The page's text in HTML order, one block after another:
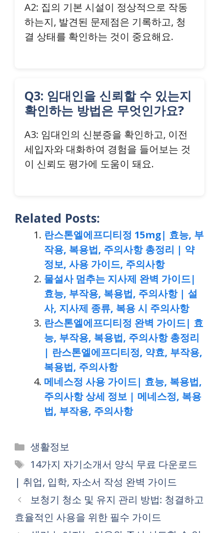
A2: 집의 기본 시설이 정상적으로 작동
하는지, 발견된 문제점은 기록하고, 청
결 상태를 확인하는 것이 중요해요.
Q3: 임대인을 신뢰할 수 있는지
확인하는 방법은 무엇인가요?
A3: 임대인의 신분증을 확인하고, 이전
세입자와 대화하여 경험을 들어보는 것
이 신뢰도 평가에 도움이 돼요.
Related Posts:
란스톤엘에프디티정 15mg| 효능, 부
작용, 복용법, 주의사항 총정리 | 약
정보, 사용 가이드, 주의사항
물설사 멈추는 지사제 완벽 가이드|
효능, 부작용, 복용법, 주의사항 | 설
사, 지사제 종류, 복용 시 주의사항
란스톤엘에프디티정 완벽 가이드| 효
능, 부작용, 복용법, 주의사항 총정리
| 란스톤엘에프디티정, 약효, 부작용,
복용법, 주의사항
메네스정 사용 가이드| 효능, 복용법,
주의사항 상세 정보 | 메네스정, 복용
법, 부작용, 주의사항
Categories
생활정보
Tags
14가지 자기소개서 양식 무료 다운로드
| 취업, 입학, 자소서 작성 완벽 가이드
보청기 청소 및 유지 관리 방법: 청결하고
효율적인 사용을 위한 필수 가이드